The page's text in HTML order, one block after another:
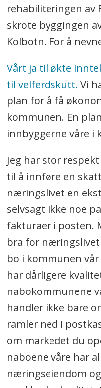
rehabiliteringen av
skrote byggingen
Kolbotn. For å
Vårt ja til økte
til velferdskutt. Vi
plan for å få
kommunen. En
innbyggerne våre i
Jeg har stor
til å innføre en
næringslivet en
selvsagt ikke noe
fakturaer i posten.
bra for
bo i kommunen
har dårligere
nabokommunene
handler ikke bare
ramler ned i
om markedet du
naboene våre har
næringseiendom